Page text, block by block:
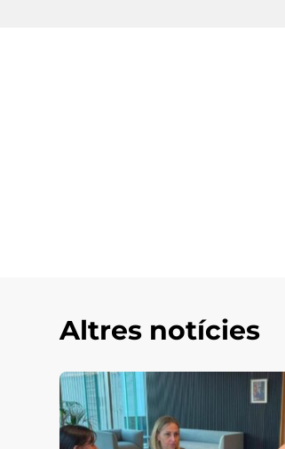
Altres notícies